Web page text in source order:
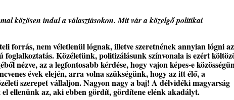
közösen indul a választásokon. Mit vár a közelgő politikai
forrás, nem véletlenül lógnak, illetve szeretnének annyian lógni az
Közéletünk, politizálásunk színvonala is ezért
nézve, az a legfontosabb kérdése, hogy vajon képes-e
évek elején, arra volna szükségünk, hogy az itt élő, a
szerepet vállaljon. Nagyon nagy a baj! A délvidéki magyarság
ellenünk az, aki ebben gördít, gördítene elénk akadályt.